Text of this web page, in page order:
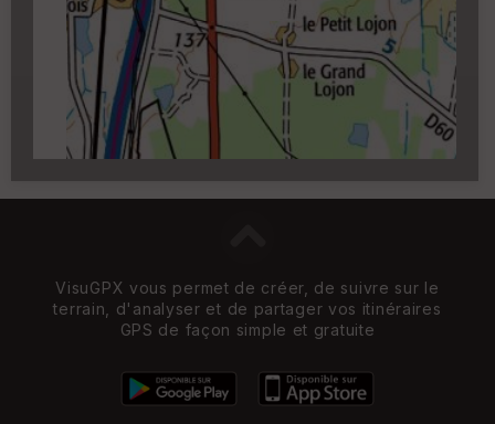
Carroyage UTM
(1km à partir du niveau de
zoom 14)
VisuGPX vous permet de créer, de suivre sur le
terrain, d'analyser et de partager vos itinéraires
GPS de façon simple et gratuite